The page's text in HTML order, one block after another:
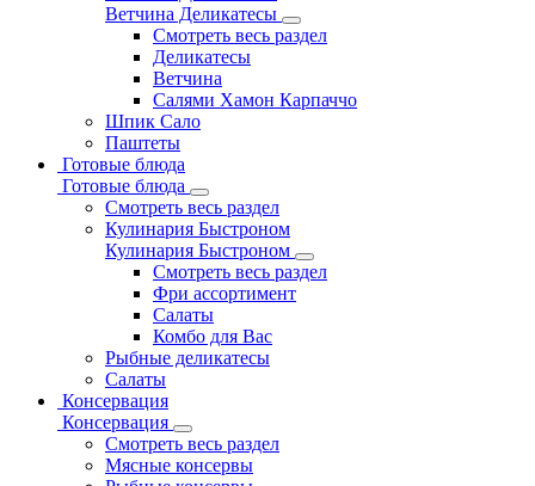
Ветчина Деликатесы
Смотреть весь раздел
Деликатесы
Ветчина
Салями Хамон Карпаччо
Шпик Сало
Паштеты
Готовые блюда
Готовые блюда
Смотреть весь раздел
Кулинария Быстроном
Кулинария Быстроном
Смотреть весь раздел
Фри ассортимент
Салаты
Комбо для Вас
Рыбные деликатесы
Салаты
Консервация
Консервация
Смотреть весь раздел
Мясные консервы